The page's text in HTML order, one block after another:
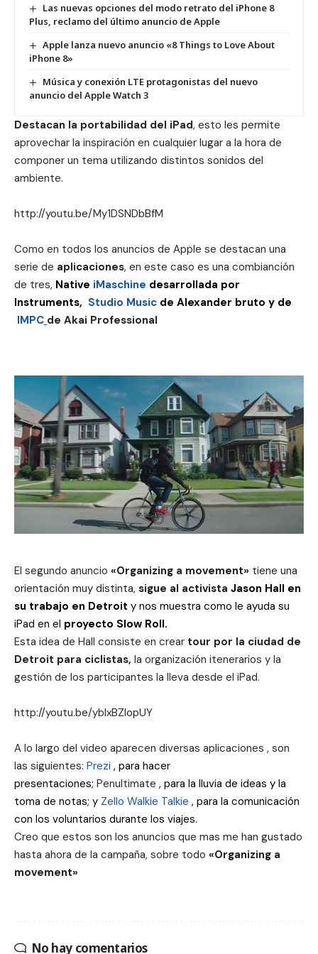
Las nuevas opciones del modo retrato del iPhone 8
Plus, reclamo del último anuncio de Apple
Apple lanza nuevo anuncio «8 Things to Love About
iPhone 8»
Música y conexión LTE protagonistas del nuevo
anuncio del Apple Watch 3
Destacan la portabilidad del iPad, esto les permite
aprovechar la inspiración en cualquier lugar a la hora de
componer un tema utilizando distintos sonidos del
ambiente.
http://youtu.be/My1DSNDbBfM
Como en todos los anuncios de Apple se destacan una
serie de aplicaciones, en este caso es una combianción
de tres, Native iMaschine desarrollada por
Instruments, Studio Music de Alexander bruto y de
IMPC de Akai Professional
El segundo anuncio «Organizing a movement» tiene una
orientación muy distinta, sigue al activista Jason Hall en
su trabajo en Detroit y nos muestra como le ayuda su
iPad en el proyecto Slow Roll.
Esta idea de Hall consiste en crear tour por la ciudad de
Detroit para ciclistas, la organización itenerarios y la
gestión de los participantes la lleva desde el iPad.
http://youtu.be/ybIxBZlopUY
A lo largo del video aparecen diversas aplicaciones , son
las siguientes: Prezi , para hacer
presentaciones; Penultimate , para la lluvia de ideas y la
toma de notas; y Zello Walkie Talkie , para la comunicación
con los voluntarios durante los viajes.
Creo que estos son los anuncios que mas me han gustado
hasta ahora de la campaña, sobre todo «Organizing a
movement»
No hay comentarios